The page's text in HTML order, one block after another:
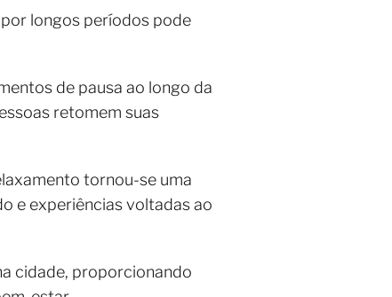
longos períodos pode
de pausa ao longo da
retomem suas
tornou-se uma
e experiências voltadas ao
cidade, proporcionando